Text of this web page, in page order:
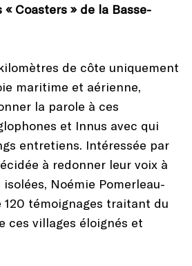
Coasters » de la Basse-
de côte uniquement
maritime et aérienne,
la parole à ces
et Innus avec qui
entretiens. Intéressée par
à redonner leur voix à
Noémie Pomerleau-
témoignages traitant du
ces villages éloignés et